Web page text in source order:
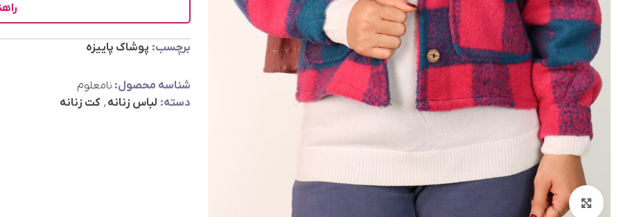
بزرگنمایی تصویر
برچسب: پوشاک پاییزه
شناسه محصول: نامعلوم
دسته: لباس زنانه , کت زنانه